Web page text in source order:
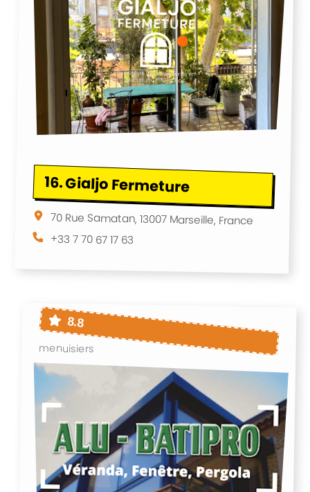
16.Gialjo Fermeture
70 Rue Samatan, 13007 Marseille, France
+33 7 70 67 17 63
8.8
menuisiers